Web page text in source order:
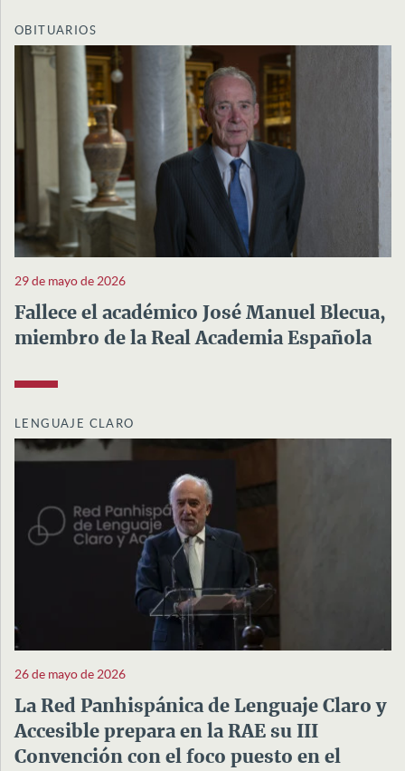
OBITUARIOS
29 de mayo de 2026
Fallece el académico José Manuel Blecua,
miembro de la Real Academia Española
LENGUAJE CLARO
26 de mayo de 2026
La Red Panhispánica de Lenguaje Claro y
Accesible prepara en la RAE su III
Convención con el foco puesto en el